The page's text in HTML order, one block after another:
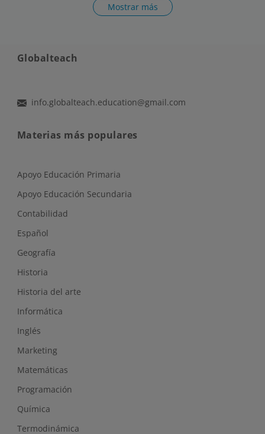
Mostrar más
Globalteach
info.globalteach.education@gmail.com
Materias más populares
Apoyo Educación Primaria
Apoyo Educación Secundaria
Contabilidad
Español
Geografía
Historia
Historia del arte
Informática
Inglés
Marketing
Matemáticas
Programación
Química
Termodinámica